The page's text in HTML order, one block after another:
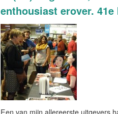
enthousiast erover.